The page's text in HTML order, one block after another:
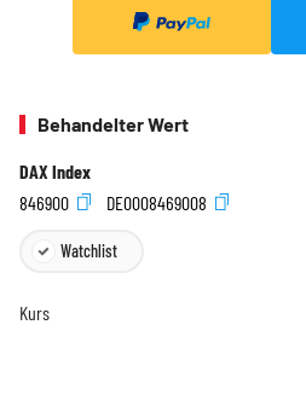
Behandelter Wert
DAX Index
846900
DE0008469008
Watchlist
Kurs